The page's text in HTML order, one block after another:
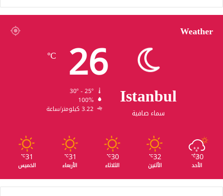
Weather
Istanbul
سماء صافية
26
℃
100%
3.22 كيلومتر/ساعة
30
℃
الأحد
32
℃
الأثنين
30
℃
الثلاثاء
31
℃
الأربعاء
31
℃
الخميس